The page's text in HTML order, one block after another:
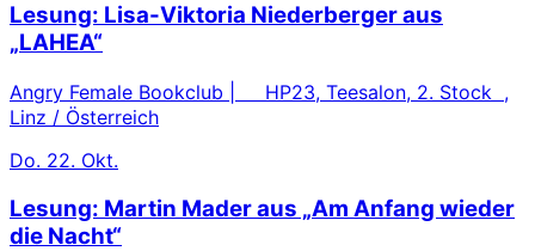
Lesung: Lisa-Viktoria Niederberger aus
„LAHEA“
Angry Female Bookclub | HP23, Teesalon, 2. Stock ,
Linz / Österreich
Do. 22. Okt.
Lesung: Martin Mader aus „Am Anfang wieder
die Nacht“